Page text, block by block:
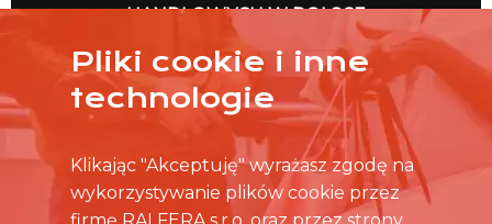
HANDLOWYCH W POLSCE
NO TO RUSZAMY
Pliki cookie i inne
technologie
Klikając "Akceptuję" wyrażasz zgodę na
wykorzystywanie plików cookie przez